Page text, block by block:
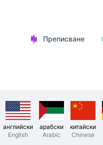
Преписване
английски
English
арабски
Arabic
китайски
Chinese